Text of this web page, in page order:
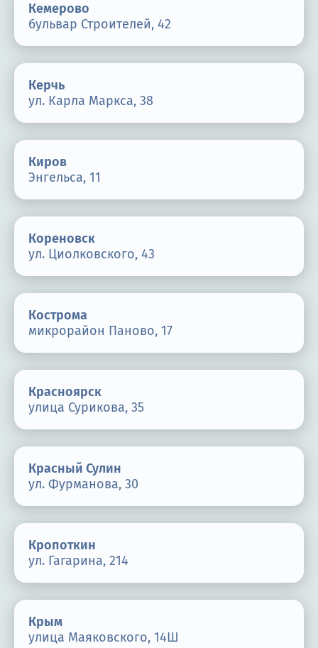
Кемерово
бульвар Строителей, 42
Керчь
ул. Карла Маркса, 38
Киров
Энгельса, 11
Кореновск
ул. Циолковского, 43
Кострома
микрорайон Паново, 17
Красноярск
улица Сурикова, 35
Красный Сулин
ул. Фурманова, 30
Кропоткин
ул. Гагарина, 214
Крым
улица Маяковского, 14Ш